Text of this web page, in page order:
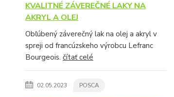
KVALITNÉ ZÁVEREČNÉ LAKY NA
AKRYL A OLEJ
Obľúbený záverečný lak na olej a akryl v
spreji od francúzskeho výrobcu Lefranc
Bourgeois. čítať celé
02.05.2023 POSCA